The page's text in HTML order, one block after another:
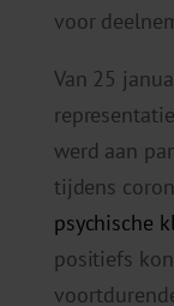
voor
Van 25
werd aan
tijdens
psychische
positiefs